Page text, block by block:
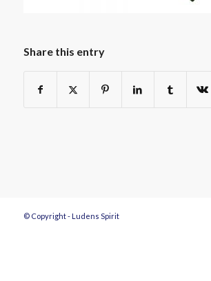
Share this entry
© Copyright - Ludens Spirit